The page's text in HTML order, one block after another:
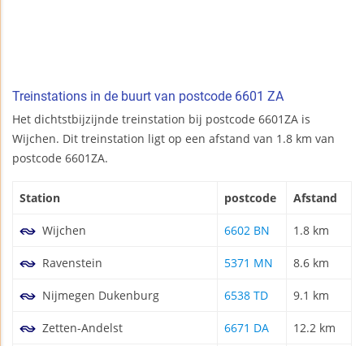
Treinstations in de buurt van postcode 6601 ZA
Het dichtstbijzijnde treinstation bij postcode 6601ZA is
Wijchen. Dit treinstation ligt op een afstand van 1.8 km van
postcode 6601ZA.
Station postcode Afstand
Wijchen 6602 BN 1.8 km
Ravenstein 5371 MN 8.6 km
Nijmegen Dukenburg 6538 TD 9.1 km
Zetten-Andelst 6671 DA 12.2 km